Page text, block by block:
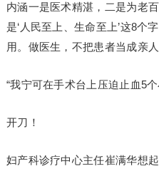
内涵一是医术精湛，二是为老
是‘人民至上、生命至上’这8个
用。做医生，不把患者当成亲
“我宁可在手术台上压迫止血5
开刀！
妇产科诊疗中心主任崔满华想